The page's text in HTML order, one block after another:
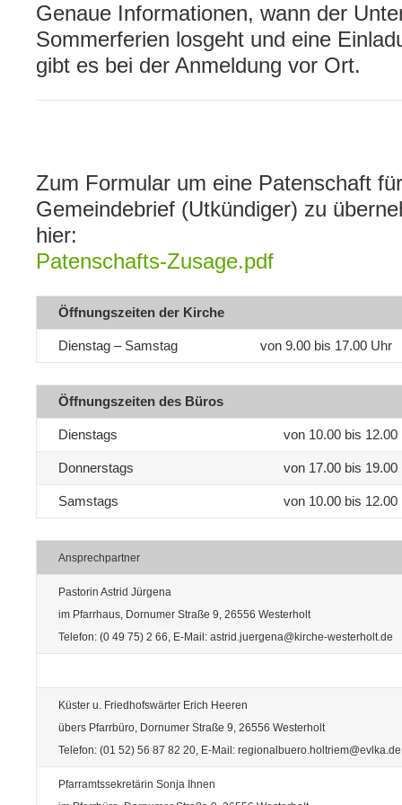
Genaue Informationen, wann der
Sommerferien losgeht und eine
gibt es bei der Anmeldung vor Ort.
Zum Formular um eine Patenschaft
Gemeindebrief (Utkündiger) zu
hier:
Patenschafts-Zusage.pdf
Öffnungszeiten der Kirche
Dienstag – Samstag von 9.00 bis 17.00 Uhr
Öffnungszeiten des Büros
Dienstags von 10.00 bis 12.00
Donnerstags von 17.00 bis 19.00
Samstags von 10.00 bis 12.00
Ansprechpartner
Pastorin Astrid Jürgena
im Pfarrhaus, Dornumer Straße 9, 26556 Westerholt
Telefon: (0 49 75) 2 66, E-Mail: astrid.juergena@kirche-westerholt.de
Küster u. Friedhofswärter Erich Heeren
übers Pfarrbüro, Dornumer Straße 9, 26556 Westerholt
Telefon: (01 52) 56 87 82 20, E-Mail: regionalbuero.holtriem@evlka.de
Pfarramtssekretärin Sonja Ihnen